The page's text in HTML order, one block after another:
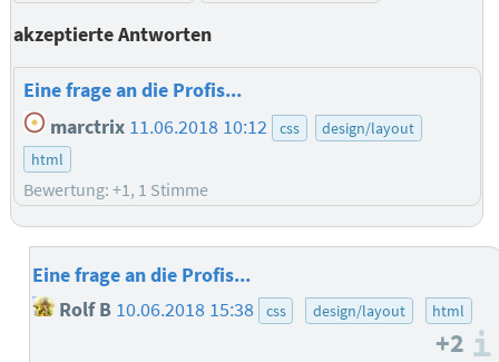
akzeptierte Antworten
Eine frage an die Profis...
marctrix 11.06.2018 10:12 css
design/layout
html
Bewertung: +1, 1 Stimme
Eine frage an die Profis...
Rolf B 10.06.2018 15:38 css design/layout html
+2